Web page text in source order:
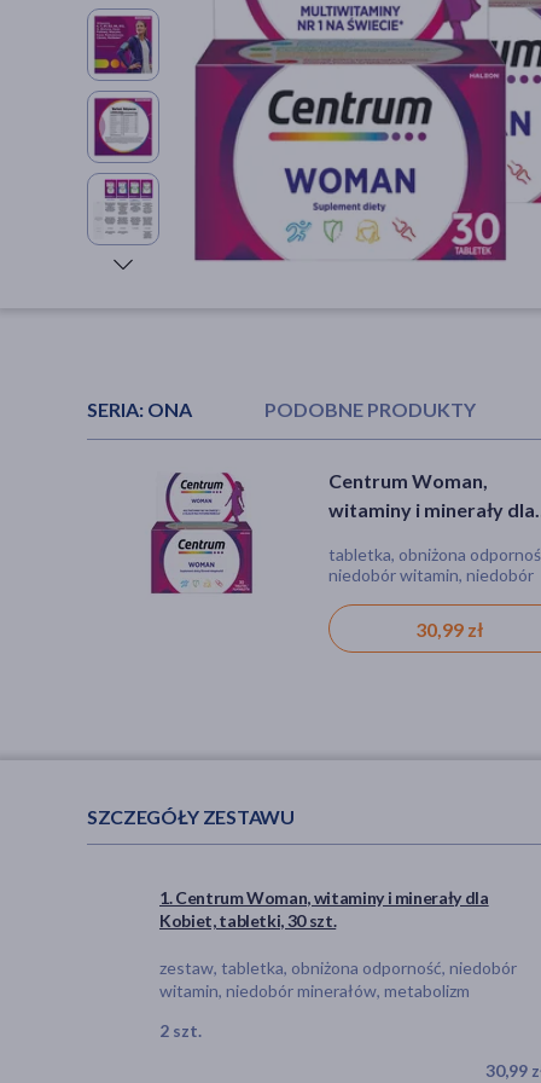
SERIA: ONA PODOBNE PRODUKTY
DOZ Product
Multivitamina Woman,
tabletka, niedobór
niedobór witamin, obniżona
29,99 zł
Ziaja Sport up minerały
NMF, aqua-tonik do
tonik, dla wegan
9,79 zł
Centrum Woman,
witaminy i minerały dla
tabletka, obniżona
niedobór witamin, niedobór
30,99 zł
SZCZEGÓŁY ZESTAWU
1. Centrum Woman, witaminy i minerały dla
Kobiet, tabletki, 30 szt.
zestaw, tabletka, obniżona odporność, niedobór
witamin, niedobór minerałów, metabolizm
2 szt.
30,99